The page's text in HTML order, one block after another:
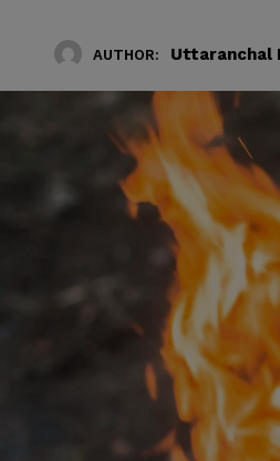
AUTHOR: Uttaranchal